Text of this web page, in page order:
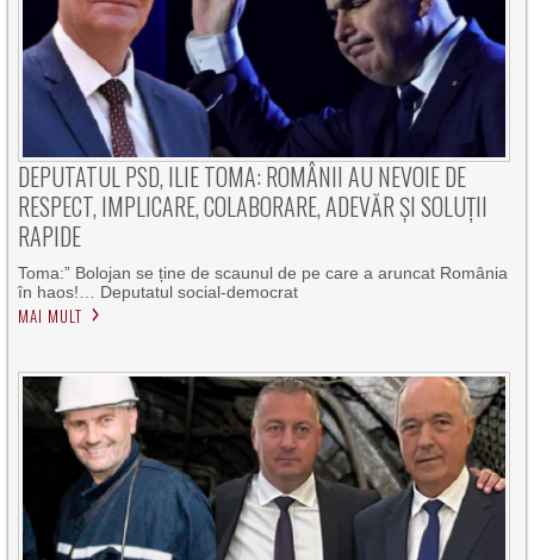
DEPUTATUL PSD, ILIE TOMA: ROMÂNII AU NEVOIE DE
RESPECT, IMPLICARE, COLABORARE, ADEVĂR ȘI SOLUȚII
RAPIDE
Toma:” Bolojan se ține de scaunul de pe care a aruncat România
în haos!… Deputatul social-democrat
MAI MULT